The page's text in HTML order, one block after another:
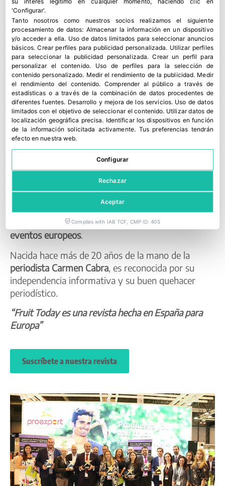
Revista Fruit Today
Nuestrarevista bilingüe(inglés-español) está
destinada a vincular informativamente las
producciones meridionales de Europa con los
canales de importación y distribución europeos. Sus
informaciones incluyentoda la cadena de valordel
comercio de frutas y hortalizas, así como a todas
aquellas empresas que desarrollan su actividad
dentro de este ámbito.
Con una tirada de5.000 ejemplaresdistribuidos en
España, Alemania, Reino Unido, Italia, Países Bajos,
Francia, Europa del Este, Chile y Perú
se realiza porsuscripción directay se reparte de
forma gratuita en lasprincipales ferias, jornadas y
eventos europeos.
Nacida hace más de 20 años de la mano de la
periodista Carmen Cabra, es reconocida por su
independencia informativa y su buen quehacer
periodístico.
“Fruit Today es una revista hecha en España para
Europa”
Suscríbete a nuestra revista
'Configurar'.
Tanto nosotros como nuestros socios realizamos el siguiente
procesamiento de datos: Almacenar la información en un dispositivo
y/o acceder a ella. Uso de datos limitados para seleccionar anuncios
básicos.Crear perfiles para publicidad personalizada. Utilizar perfiles
para seleccionar la publicidad personalizada.Crear un perfil para
personalizar el contenido. Uso de perfiles para la selección de
contenido personalizado. Medir el rendimiento de la publicidad. Medir
el rendimiento del contenido.Comprender al público a través de
estadísticas o a través de la combinación de datos procedentes de
diferentes fuentes. Desarrollo y mejora de los servicios. Uso de datos
limitados con el objetivo de seleccionar el contenido. Utilizar datos de
localización geográfica precisa. Identificar los dispositivos en función
de la información solicitada activamente. Tus preferencias tendrán
efecto en nuestra web.
Configurar
Rechazar
Aceptar
Complies with IAB TCF, CMP ID: 405